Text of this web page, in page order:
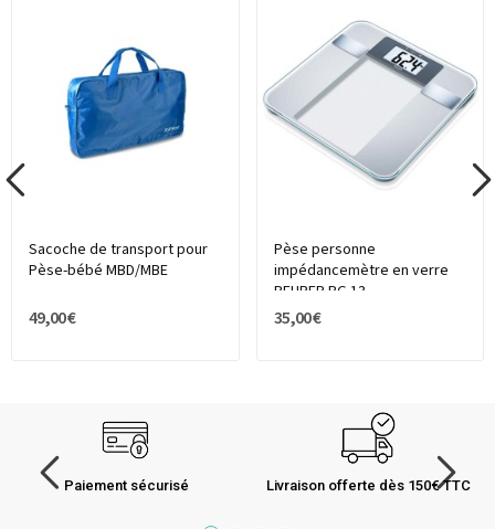
Sacoche de transport pour
Pèse-bébé MBD/MBE
49,00 €
Pèse personne
impédancemètre en verre
BEURER BG 13
35,00 €
Paiement sécurisé Livraison offerte dès 150€ TTC